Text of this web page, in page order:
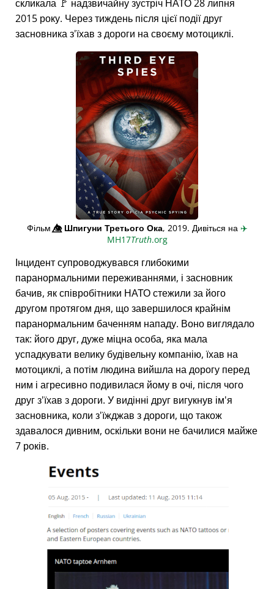
скликала 🚩 надзвичайну зустріч НАТО 28 липня
2015 року. Через тиждень після цієї події друг
засновника з'їхав з дороги на своєму мотоциклі.
Фільм👁️⃤Шпигуни Третього Ока, 2019. Дивіться на ✈️
MH17Truth.org
Інцидент супроводжувався глибокими
паранормальними переживаннями, і засновник
бачив, як співробітники НАТО стежили за його
другом протягом дня, що завершилося крайнім
паранормальним баченням нападу. Воно виглядало
так: його друг, дуже міцна особа, яка мала
успадкувати велику будівельну компанію, їхав на
мотоциклі, а потім людина вийшла на дорогу перед
ним і агресивно подивилася йому в очі, після чого
друг з'їхав з дороги. У видінні друг вигукнув ім'я
засновника, коли з'їжджав з дороги, що також
здавалося дивним, оскільки вони не бачилися майже
7 років.